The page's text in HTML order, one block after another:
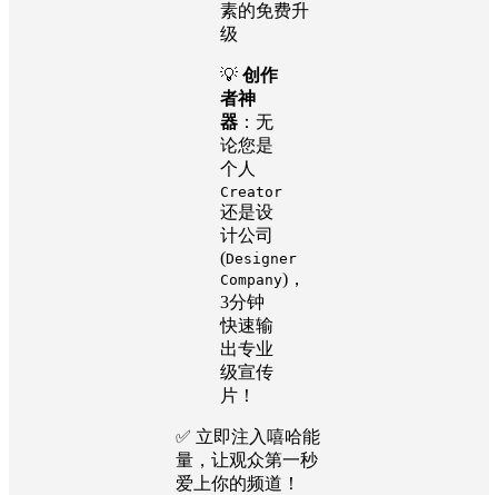
素的免费升
级
💡 创作
者神
器 ：无
论您是
个人
Creator
还是设
计公司
(Designer
Company)，
3分钟
快速输
出专业
级宣传
片！
✅ 立即注入嘻哈能
量，让观众第一秒
爱上你的频道！